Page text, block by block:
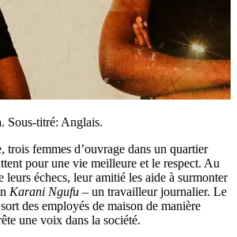
Sous-titré: Anglais.
trois femmes d’ouvrage dans un quartier
pour une vie meilleure et le respect. Au
leurs échecs, leur amitié les aide à surmonter
Karani Ngufu – un travailleur journalier. Le
des employés de maison de manière
une voix dans la société.